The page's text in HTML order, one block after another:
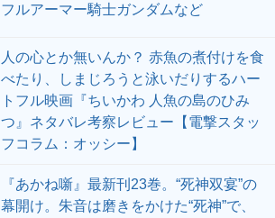
フルアーマー騎士ガンダムなど
人の心とか無いんか？ 赤魚の煮付けを食
べたり、しまじろうと泳いだりするハー
トフル映画『ちいかわ 人魚の島のひみ
つ』ネタバレ考察レビュー【電撃スタッ
フコラム：オッシー】
『あかね噺』最新刊23巻。“死神双宴”の
幕開け。朱音は磨きをかけた“死神”で、